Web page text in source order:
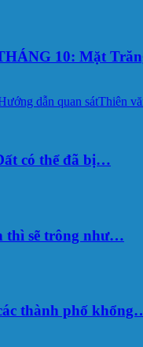
10: Mặt
dẫn quan sátThiên
có thể đã bị…
thì sẽ trông như…
thành phố